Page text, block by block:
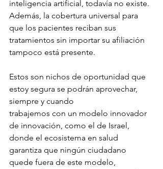
inteligencia artificial, todavía no existe.
Además, la cobertura universal para
que los pacientes reciban sus
tratamientos sin importar su afiliación
tampoco está presente.
Estos son nichos de oportunidad que
estoy segura se podrán aprovechar,
siempre y cuando
trabajemos con un modelo innovador
de innovación, como el de Israel,
donde el ecosistema en salud
garantiza que ningún ciudadano
quede fuera de este modelo,